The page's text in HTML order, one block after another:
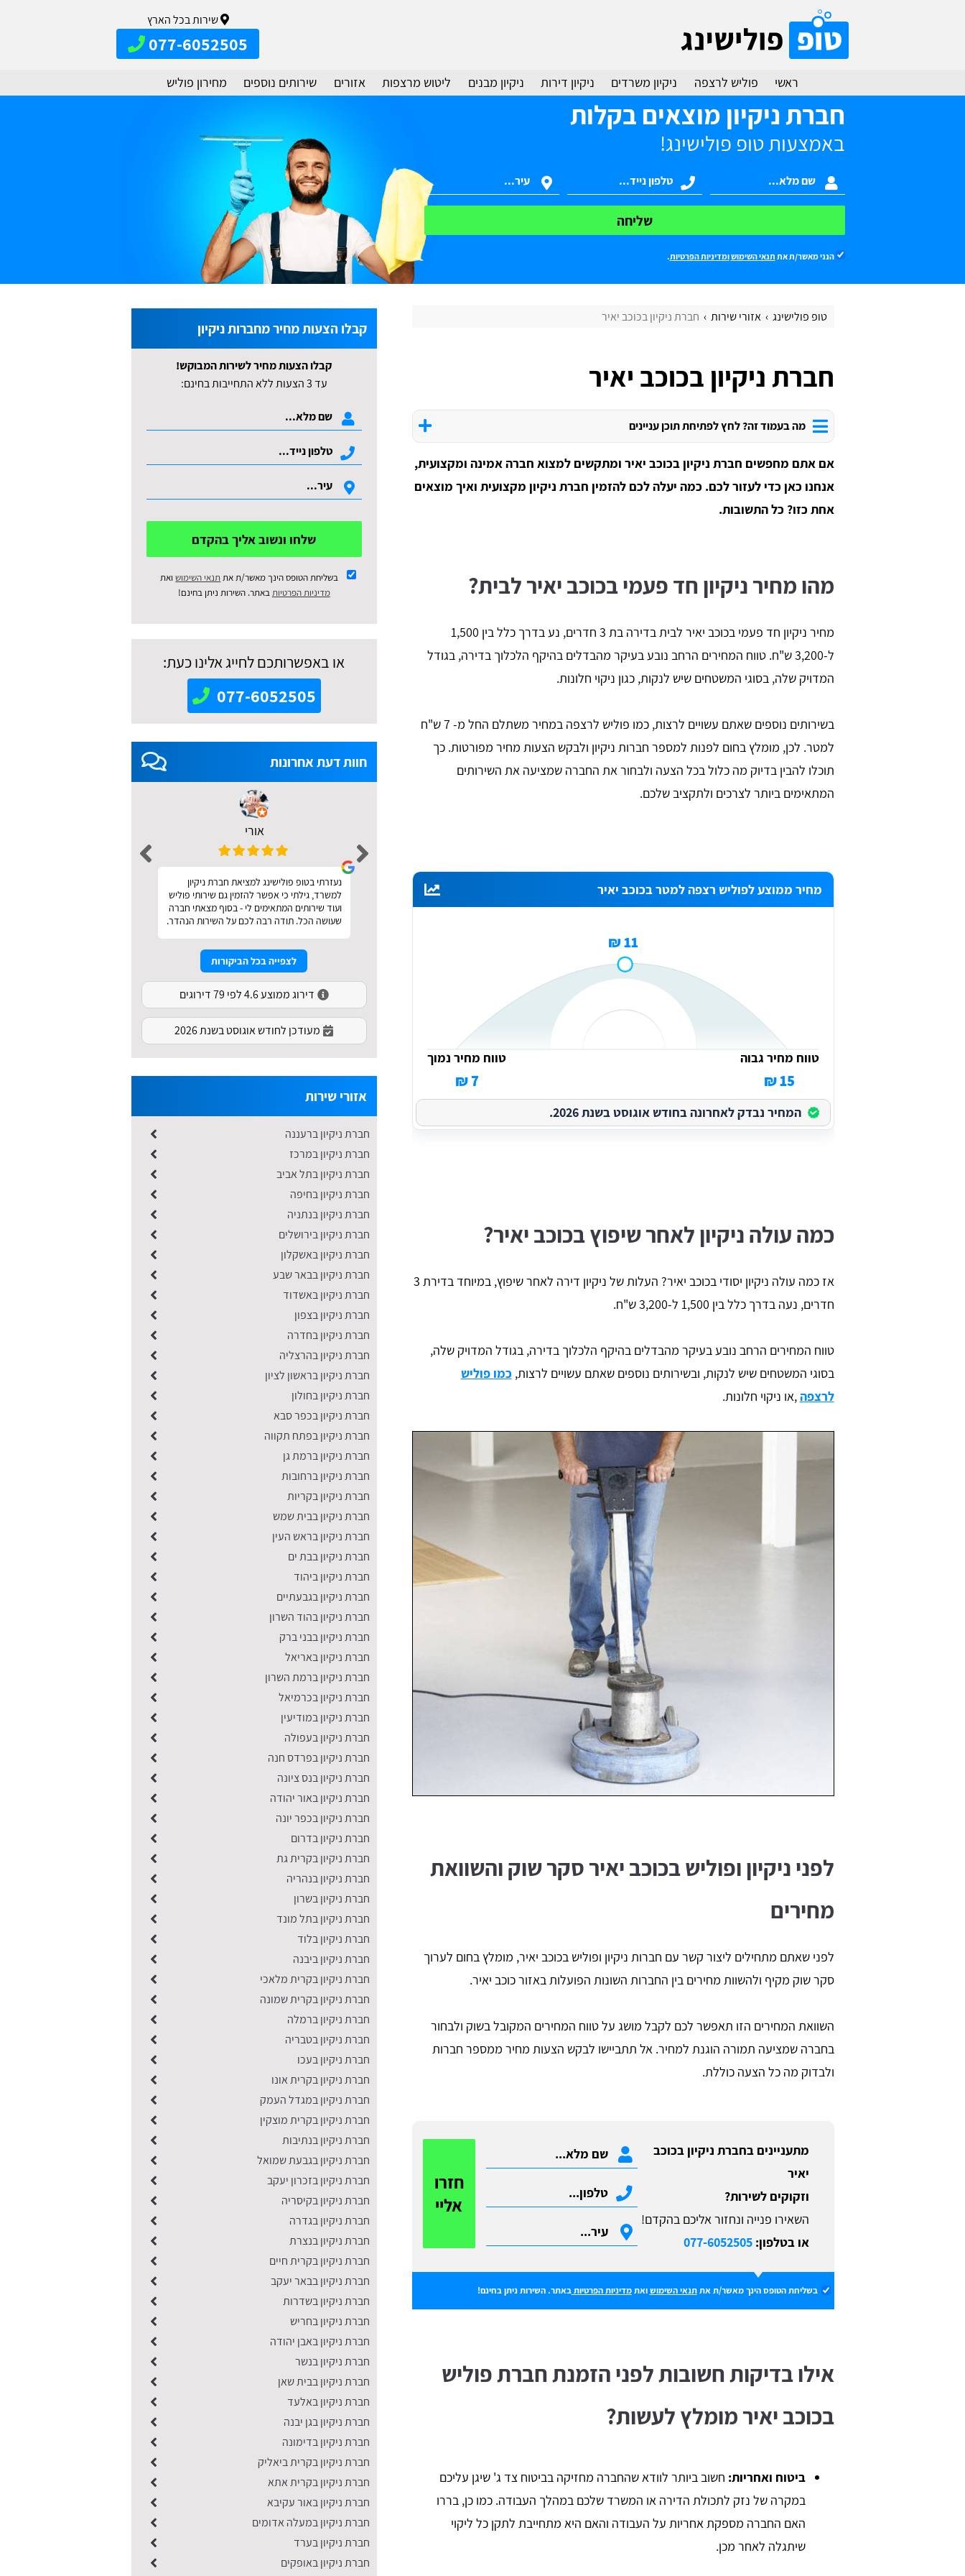
שירות בכל הארץ
077-6052505
ראשי פוליש לרצפה ניקיון משרדים ניקיון דירות ניקיון מבנים ליטוש מרצפות אזורים שירותים נוספים מחירון פוליש
חברת ניקיון מוצאים בקלות
באמצעות טופ פולישינג!
שליחה
הנני מאשר/ת את תנאי השימושומדיניות הפרטיות.
טופ פולישינג אזורי שירות חברת ניקיון בכוכב יאיר
חברת ניקיון בכוכב יאיר
מה בעמוד זה? לחץ לפתיחת תוכן עניינים
אם אתם מחפשים חברת ניקיון בכוכב יאיר ומתקשים למצוא חברה אמינה ומקצועית,
אנחנו כאן כדי לעזור לכם. כמה יעלה לכם להזמין חברת ניקיון מקצועית ואיך מוצאים
אחת כזו? כל התשובות.
מהו מחיר ניקיון חד פעמי בכוכב יאיר לבית?
מחיר ניקיון חד פעמי בכוכב יאיר לבית בדירה בת 3 חדרים, נע בדרך כלל בין 1,500
ל-3,200 ש"ח. טווח המחירים הרחב נובע בעיקר מהבדלים בהיקף הלכלוך בדירה, בגודל
המדויק שלה, בסוגי המשטחים שיש לנקות, כגון ניקוי חלונות.
בשירותים נוספים שאתם עשויים לרצות, כמו פוליש לרצפה במחיר משתלם החל מ- 7 ש"ח
למטר. לכן, מומלץ בחום לפנות למספר חברות ניקיון ולבקש הצעות מחיר מפורטות. כך
תוכלו להבין בדיוק מה כלול בכל הצעה ולבחור את החברה שמציעה את השירותים
המתאימים ביותר לצרכים ולתקציב שלכם.
מחיר ממוצע לפוליש רצפה למטר בכוכב יאיר
11 ₪
טווח מחיר גבוה
15 ₪
טווח מחיר נמוך
7 ₪
המחיר נבדק לאחרונה בחודש אוגוסט בשנת 2026.
כמה עולה ניקיון לאחר שיפוץ בכוכב יאיר?
אז כמה עולה ניקיון יסודי בכוכב יאיר? העלות של ניקיון דירה לאחר שיפוץ, במיוחד בדירת 3
חדרים, נעה בדרך כלל בין 1,500 ל-3,200 ש"ח.
טווח המחירים הרחב נובע בעיקר מהבדלים בהיקף הלכלוך בדירה, בגודל המדויק שלה,
בסוגי המשטחים שיש לנקות, ובשירותים נוספים שאתם עשויים לרצות, כמו פוליש
לרצפה,או ניקוי חלונות.
לפני ניקיון ופוליש בכוכב יאיר סקר שוק והשוואת
מחירים
לפני שאתם מתחילים ליצור קשר עם חברות ניקיון ופוליש בכוכב יאיר, מומלץ בחום לערוך
סקר שוק מקיף ולהשוות מחירים בין החברות השונות הפועלות באזור כוכב יאיר.
השוואת המחירים הזו תאפשר לכם לקבל מושג על טווח המחירים המקובל בשוק ולבחור
בחברה שמציעה תמורה הוגנת למחיר. אל תתביישו לבקש הצעות מחיר ממספר חברות
ולבדוק מה כל הצעה כוללת.
מתעניינים בחברת ניקיון בכוכב
יאיר
וזקוקים לשירות?
השאירו פנייה ונחזור אליכם בהקדם!
או בטלפון:077-6052505
חזרו
אליי
בשליחת הטופס הינך מאשר/ת אתתנאי השימושואתמדיניות הפרטיות באתר. השירות ניתן בחינם!
אילו בדיקות חשובות לפני הזמנת חברת פוליש
בכוכב יאיר מומלץ לעשות?
ביטוח ואחריות: חשוב ביותר לוודא שהחברה מחזיקה בביטוח צד ג' שיגן עליכם
במקרה של נזק לתכולת הדירה או המשרד שלכם במהלך העבודה. כמו כן, בררו
האם החברה מספקת אחריות על העבודה והאם היא מתחייבת לתקן כל ליקוי
שיתגלה לאחר מכן.
קבלו הצעות מחיר מחברות ניקיון
קבלו הצעות מחיר לשירות המבוקש!
עד 3 הצעות ללא התחייבות בחינם:
שלחו ונשוב אליך בהקדם
בשליחת הטופס הינך מאשר/ת את תנאי השימושואת
מדיניות הפרטיותבאתר. השירות ניתן בחינם!
או באפשרותכם לחייג אלינו כעת:
077-6052505
חוות דעת אחרונות
אורי
נעזרתי בטופ פולישינג למציאת חברת ניקיון
למשרד, גילתי כי אפשר להזמין גם שירותי פוליש
ועוד שירותים המתאימים לי - בסוף מצאתי חברה
שעושה הכל. תודה רבה לכם על השירות הנהדר.
הזמנתי פוליש וניקיון אחרי שיפוץ. עשיתי דרכם
השוואת מחירים ממש כמו שכתוב באתר. קיבלתי
את ההצעות והצלחתי גם לבחור במישהו זול וטוב.
שיפוץ בבית. אתר מדהים, ממליץ בחום
לצפייה בכל הביקורות
דירוג ממוצע 4.6 לפי 79 דירוגים
מעודכן לחודש אוגוסט בשנת 2026
אזורי שירות
חברת ניקיון ברעננה
חברת ניקיון במרכז
חברת ניקיון בתל אביב
חברת ניקיון בחיפה
חברת ניקיון בנתניה
חברת ניקיון בירושלים
חברת ניקיון באשקלון
חברת ניקיון בבאר שבע
חברת ניקיון באשדוד
חברת ניקיון בצפון
חברת ניקיון בחדרה
חברת ניקיון בהרצליה
חברת ניקיון בראשון לציון
חברת ניקיון בחולון
חברת ניקיון בכפר סבא
חברת ניקיון בפתח תקווה
חברת ניקיון ברמת גן
חברת ניקיון ברחובות
חברת ניקיון בקריות
חברת ניקיון בבית שמש
חברת ניקיון בראש העין
חברת ניקיון בבת ים
חברת ניקיון ביהוד
חברת ניקיון בגבעתיים
חברת ניקיון בהוד השרון
חברת ניקיון בבני ברק
חברת ניקיון באריאל
חברת ניקיון ברמת השרון
חברת ניקיון בכרמיאל
חברת ניקיון במודיעין
חברת ניקיון בעפולה
חברת ניקיון בפרדס חנה
חברת ניקיון בנס ציונה
חברת ניקיון באור יהודה
חברת ניקיון בכפר יונה
​חברת ניקיון בדרום
חברת ניקיון בקרית גת
חברת ניקיון בנהריה
חברת ניקיון בשרון
חברת ניקיון בתל מונד
חברת ניקיון בלוד
חברת ניקיון ביבנה
חברת ניקיון בקרית מלאכי
חברת ניקיון בקרית שמונה
חברת ניקיון ברמלה
חברת ניקיון בטבריה
חברת ניקיון בעכו
חברת ניקיון בקרית אונו
חברת ניקיון במגדל העמק
חברת ניקיון בקרית מוצקין
חברת ניקיון בנתיבות
חברת ניקיון בגבעת שמואל
חברת ניקיון בזכרון יעקב
חברת ניקיון בקיסריה
חברת ניקיון בגדרה
חברת ניקיון בנצרת
חברת ניקיון בקרית חיים
חברת ניקיון בבאר יעקב
חברת ניקיון בשדרות
חברת ניקיון בחריש
חברת ניקיון באבן יהודה
חברת ניקיון בנשר
חברת ניקיון בבית שאן
חברת ניקיון באלעד
חברת ניקיון בגן יבנה
חברת ניקיון בדימונה
חברת ניקיון בקרית ביאליק
חברת ניקיון בקרית אתא
חברת ניקיון באור עקיבא
חברת ניקיון במעלה אדומים
חברת ניקיון בערד
חברת ניקיון באופקים